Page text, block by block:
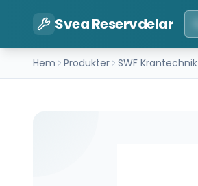
Svea Reservdelar
Hem Produkter SWF Krantechnik